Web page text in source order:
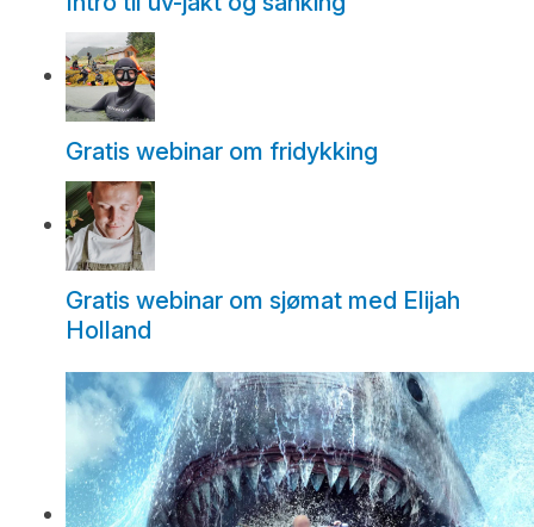
Gratis webinar om fridykking
Gratis webinar om sjømat med Elijah
Holland